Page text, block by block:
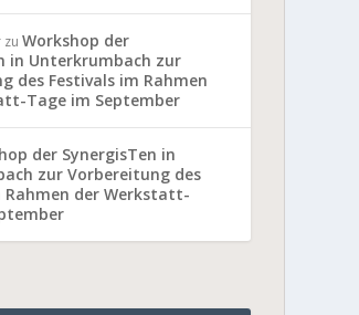
zu Workshop der
in Unterkrumbach zur
des Festivals im Rahmen
Tage im September
der SynergisTen in
zur Vorbereitung des
Rahmen der Werkstatt-